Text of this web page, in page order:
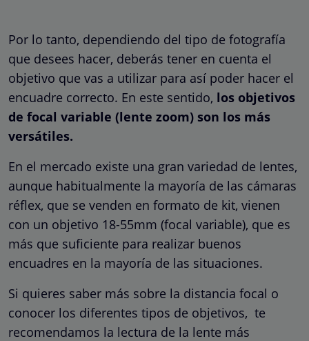
Por lo tanto, dependiendo del tipo de fotografía
que desees hacer, deberás tener en cuenta el
objetivo que vas a utilizar para así poder hacer el
encuadre correcto. En este sentido, los objetivos
de focal variable (lente zoom) son los más
versátiles.
En el mercado existe una gran variedad de lentes,
aunque habitualmente la mayoría de las cámaras
réflex, que se venden en formato de kit, vienen
con un objetivo 18-55mm (focal variable), que es
más que suficiente para realizar buenos
encuadres en la mayoría de las situaciones.
Si quieres saber más sobre la distancia focal o
conocer los diferentes tipos de objetivos, te
recomendamos la lectura de la lente más